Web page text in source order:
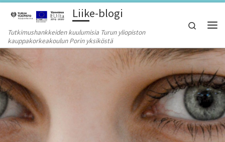
Skip to content Liike-blogi
Tutkimushankkeiden kuulumisia Turun yliopiston
kauppakorkeakoulun Porin yksiköstä
Search